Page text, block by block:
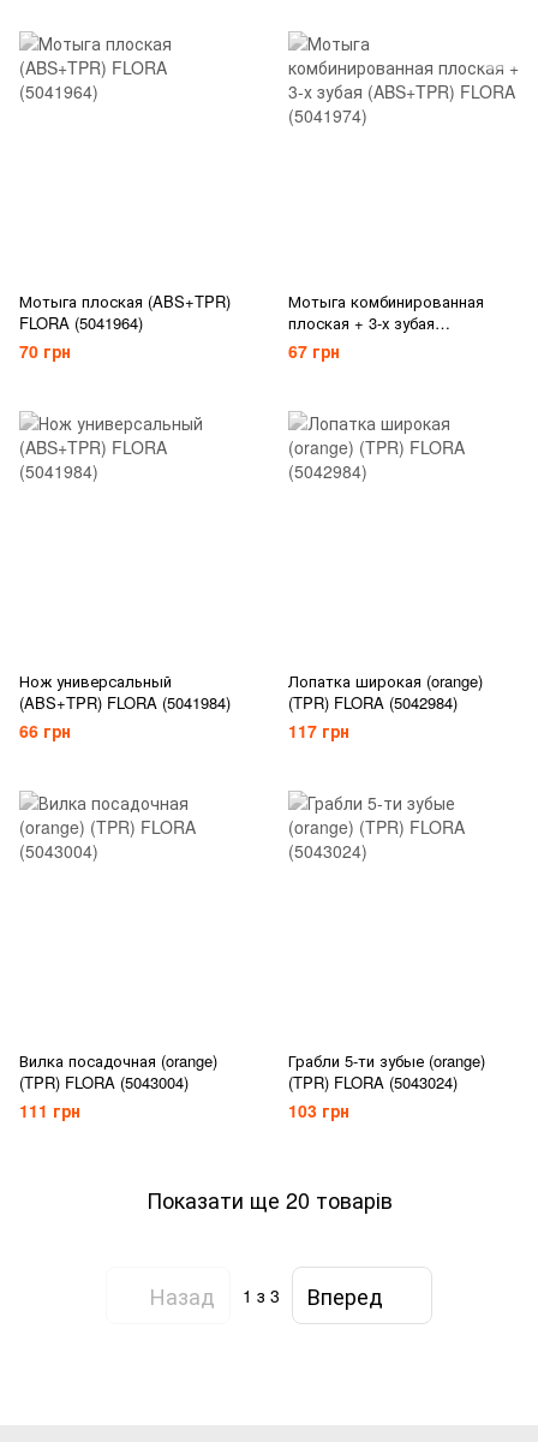
Мотыга плоская (ABS+TPR)
FLORA (5041964)
70 грн
Мотыга комбинированная
плоская + 3-х зубая
(ABS+TPR) FLORA (5041974)
67 грн
Нож универсальный
(ABS+TPR) FLORA (5041984)
66 грн
Лопатка широкая (orange)
(TPR) FLORA (5042984)
117 грн
Вилка посадочная (orange)
(TPR) FLORA (5043004)
111 грн
Грабли 5-ти зубые (orange)
(TPR) FLORA (5043024)
103 грн
Показати ще 20 товарів
Назад 1 з 3 Вперед